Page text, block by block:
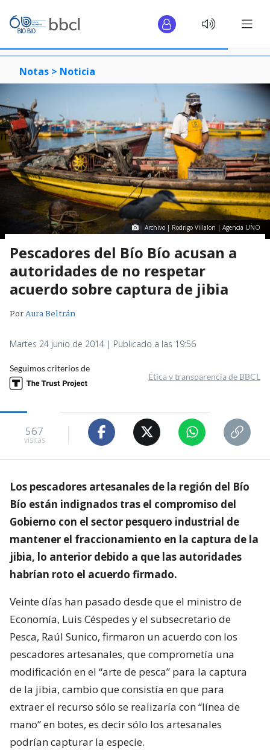
Notas > Noticia
Archivo | Rodrigo Villalon | Agencia UNO
Pescadores del Bío Bío acusan a
autoridades de no respetar
acuerdo sobre captura de jibia
PorAura Beltrán
Martes 24 junio de 2014 | Publicado a las 19:56
Seguimos criterios de
Ética y transparencia de BBCL
567
visitas
Los pescadores artesanales de la región del Bío
Bío están indignados tras el compromiso del
Gobierno con el sector pesquero industrial de
mantener el fraccionamiento en la captura de la
jibia, lo anterior debido a que las autoridades
habrían roto el acuerdo firmado.
Veinte días han pasado desde que el ministro de
Economía, Luis Céspedes y el subsecretario de
Pesca, Raúl Sunico, firmaron un acuerdo con los
pescadores artesanales, que comprometía una
modificación en el “arte de pesca” para la captura
de la jibia, cambio que consistía en que para
extraer el recurso sólo se realizaría con “línea de
mano” en botes, es decir sólo los artesanales
podrían capturar la especie.